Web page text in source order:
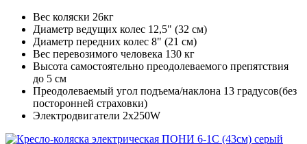
Вес коляски 26кг
Диаметр ведущих колес 12,5" (32 см)
Диаметр передних колес 8" (21 см)
Вес перевозимого человека 130 кг
Высота самостоятельно преодолеваемого препятствия
до 5 см
Преодолеваемый угол подъема/наклона 13 градусов(без
посторонней страховки)
Электродвигатели 2х250W